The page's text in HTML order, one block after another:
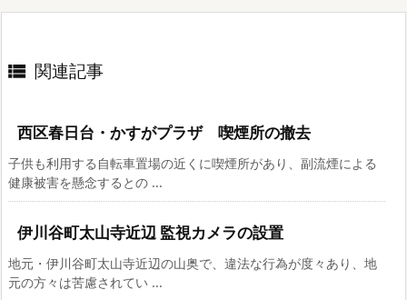
 関連記事
西区春日台・かすがプラザ 喫煙所の撤去
子供も利用する自転車置場の近くに喫煙所があり、副流煙による
健康被害を懸念するとの ...
伊川谷町太山寺近辺 監視カメラの設置
地元・伊川谷町太山寺近辺の山奥で、違法な行為が度々あり、地
元の方々は苦慮されてい ...